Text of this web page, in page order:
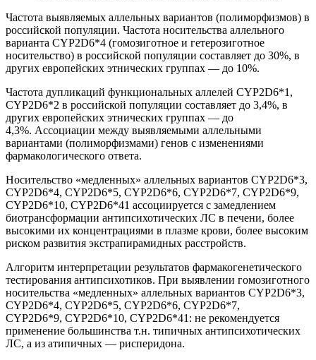
Частота выявляемых аллельных вариантов (полиморфизмов) в
российской популяции. Частота носительства аллельного
варианта CYP2D6*4 (гомозиготное и гетерозиготное
носительство) в российской популяции составляет до 30%, в
других европейских этнических группах — до 10%.
Частота дупликаций функциональных аллелей CYP2D6*1,
CYP2D6*2 в российской популяции составляет до 3,4%, в
других европейских этнических группах — до
4,3%. Ассоциации между выявляемыми аллельными
вариантами (полиморфизмами) генов с изменениями
фармакологического ответа.
Носительство «медленных» аллельных вариантов CYP2D6*3,
CYP2D6*4, CYP2D6*5, CYP2D6*6, CYP2D6*7, CYP2D6*9,
CYP2D6*10, CYP2D6*41 ассоциируется с замедлением
биотрансформации антипсихотических ЛС в печени, более
высокими их концентрациями в плазме крови, более высоким
риском развития экстрапирамидных расстройств.
Алгоритм интерпретации результатов фармакогенетического
тестирования антипсихотиков. При выявлении гомозиготного
носительства «медленных» аллельных вариантов CYP2D6*3,
CYP2D6*4, CYP2D6*5, CYP2D6*6, CYP2D6*7,
CYP2D6*9, CYP2D6*10, CYP2D6*41: не рекомендуется
применение большинства т.н. типичных антипсихотических
ЛС, а из атипичных — рисперидона.